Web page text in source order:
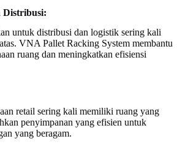
Distribusi:
untuk distribusi dan logistik sering kali
VNA Pallet Racking System membantu
ruang dan meningkatkan efisiensi
retail sering kali memiliki ruang yang
penyimpanan yang efisien untuk
yang beragam.